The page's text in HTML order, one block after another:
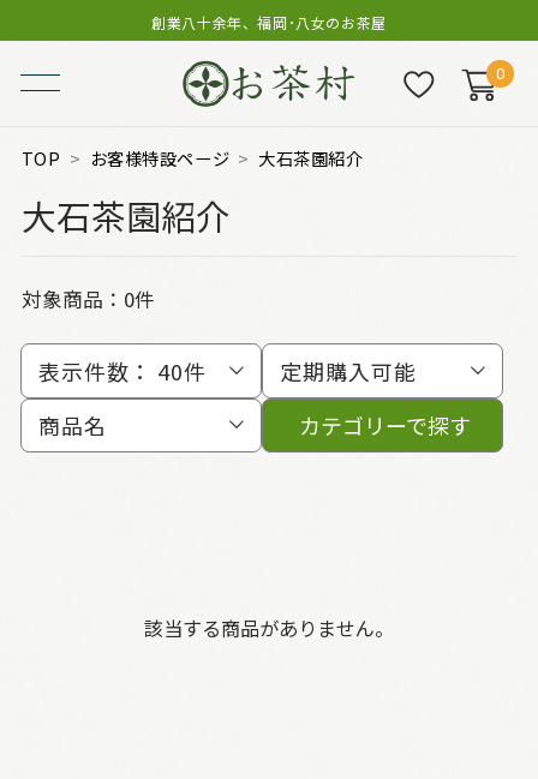
創業八十余年、福岡･八女のお茶屋
0
TOP お客様特設ページ 大石茶園紹介
大石茶園紹介
対象商品：0件
表示件数： 40件
定期購入可能
商品名
カテゴリーで探す
該当する商品がありません。